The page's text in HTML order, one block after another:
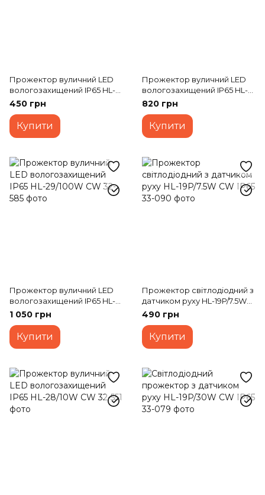
Прожектор вуличний LED
вологозахищений IP65 HL-
51/30W SMD CW
450 грн
Купити
Прожектор вуличний LED
вологозахищений IP65 HL-
28/70W CW
820 грн
Купити
Прожектор вуличний LED
вологозахищений IP65 HL-
29/100W CW
1 050 грн
Купити
Прожектор світлодіодний з
датчиком руху HL-19P/7.5W
CW IP65
490 грн
Купити